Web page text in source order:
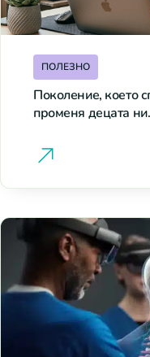
ПОЛЕЗНО
Поколение, което
променя децата ни.